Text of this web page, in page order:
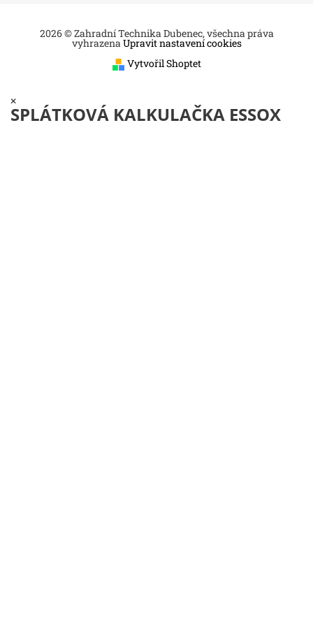
2026 © Zahradní Technika Dubenec, všechna práva
vyhrazenaUpravit nastavení cookies
Vytvořil Shoptet
×
SPLÁTKOVÁ KALKULAČKA ESSOX